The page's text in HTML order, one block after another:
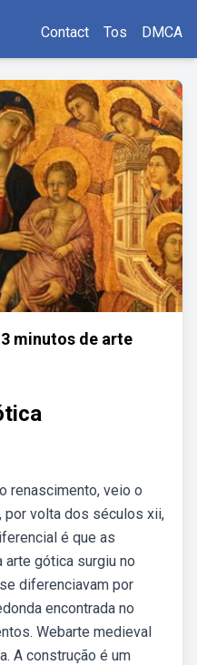
Contact Tos DMCA
minutos de arte
renascimento, veio o
por volta dos séculos xii,
é que as
arte gótica surgiu no
diferenciavam por
encontrada no
Webarte medieval
A construção é um